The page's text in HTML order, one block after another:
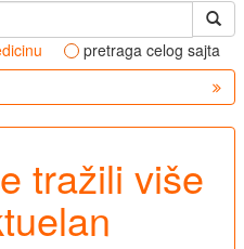
pretraga celog sajta
tražili više